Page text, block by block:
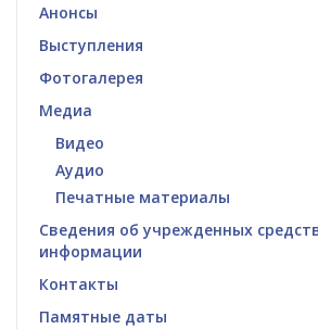
Анонсы
Выступления
Фотогалерея
Медиа
Видео
Аудио
Печатные материалы
Сведения об учрежденных
информации
Контакты
Памятные даты